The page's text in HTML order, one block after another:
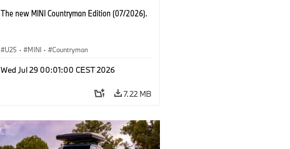
The new MINI Countryman Edition (07/2026).
U25 · MINI · Countryman
Wed Jul 29 00:01:00 CEST 2026
7.22 MB